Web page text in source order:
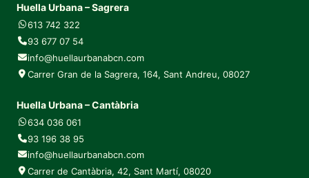
Huella Urbana – Sagrera
613 742 322
93 677 07 54
info@huellaurbanabcn.com
Carrer Gran de la Sagrera, 164, Sant Andreu, 08027
Huella Urbana – Cantàbria
634 036 061
93 196 38 95
info@huellaurbanabcn.com
Carrer de Cantàbria, 42, Sant Martí, 08020